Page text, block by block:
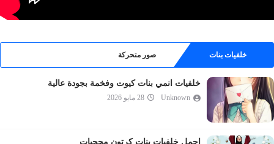
خلفيات بنات صور متحركة
خلفيات انمي بنات كيوت وفخمة بجودة عالية
Unknown 28 مايو 2026
اجمل خلفيات بنات كرتون محجبات